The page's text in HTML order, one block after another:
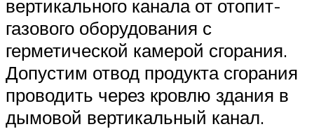
вертикального канала от отопит-
газового оборудования с
герметической камерой сгорания.
Допустим отвод продукта сгорания
проводить через кровлю здания в
дымовой вертикальный канал.